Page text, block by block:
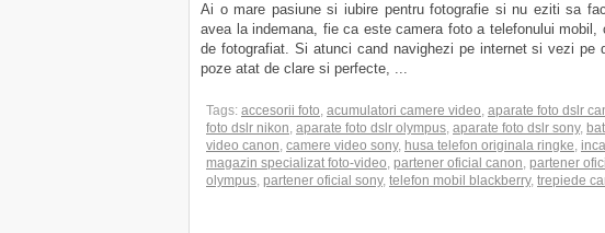
Ai o mare pasiune si iubire pentru fotografie si nu eziti sa
avea la indemana, fie ca este camera foto a telefonului mobil,
de fotografiat. Si atunci cand navighezi pe internet si vezi pe
poze atat de clare si perfecte, ...
Tags: accesorii foto, acumulatori camere video, aparate foto dslr
foto dslr nikon, aparate foto dslr olympus, aparate foto dslr sony,
video canon, camere video sony, husa telefon originala ringke,
magazin specializat foto-video, partener oficial canon, partener
olympus, partener oficial sony, telefon mobil blackberry, trepiede